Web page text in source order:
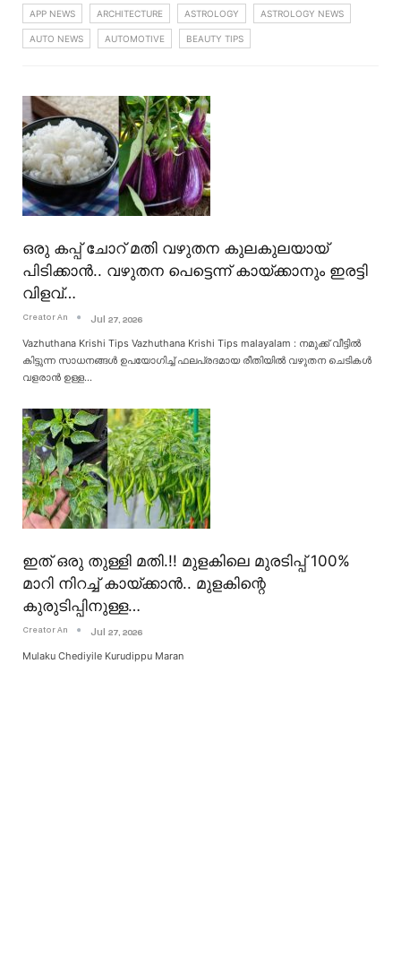
APP NEWS ARCHITECTURE ASTROLOGY ASTROLOGY NEWS
AUTO NEWS AUTOMOTIVE BEAUTY TIPS
ഒരു കപ്പ് ചോറ് മതി വഴുതന കുലകുലയായ്
പിടിക്കാൻ.. വഴുതന പെട്ടെന്ന് കായ്ക്കാനും ഇരട്ടി
വിളവ്…
Creator An Jul 27, 2026
Vazhuthana Krishi Tips Vazhuthana Krishi Tips malayalam : നമുക്ക് വീട്ടിൽ
കിട്ടുന്ന സാധനങ്ങൾ ഉപയോഗിച്ച് ഫലപ്രദമായ രീതിയിൽ വഴുതന ചെടികൾ
വളരാൻ ഉള്ള…
ഇത് ഒരു തുള്ളി മതി.!! മുളകിലെ മുരടിപ്പ് 100%
മാറി നിറച്ച് കായ്ക്കാൻ.. മുളകിന്റെ
കുരുടിപ്പിനുള്ള…
Creator An Jul 27, 2026
Mulaku Chediyile Kurudippu Maran